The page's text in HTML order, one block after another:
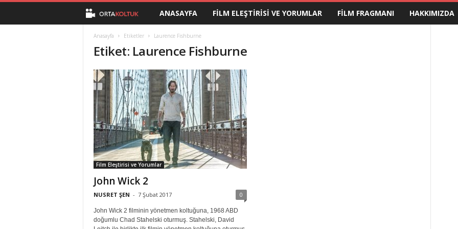
t
a
K
o
l
t
u
k
ANASAYFA FILM ELEŞTIRISI VE YORUMLAR FILM FRAGMANI HAKKIMIZDA
Anasayfa Etiketler Laurence Fishburne
Etiket: Laurence Fishburne
Film Eleştirisi ve Yorumlar
John Wick 2
NUSRET ŞEN - 7 Şubat 2017 0
John Wick 2 filminin yönetmen koltuğuna, 1968 ABD
doğumlu Chad Stahelski oturmuş. Stahelski, David